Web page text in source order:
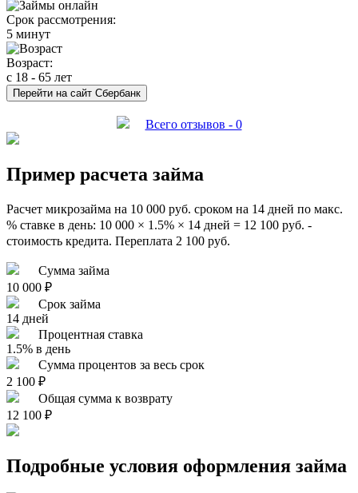
Срок рассмотрения:
5 минут
Возраст:
с 18 - 65 лет
Перейти на сайт Сбербанк
Всего отзывов - 0
Пример расчета займа
Расчет микрозайма на 10 000 руб. сроком на 14 дней по макс.
% ставке в день: 10 000 × 1.5% × 14 дней = 12 100 руб. -
стоимость кредита. Переплата 2 100 руб.
Сумма займа
10 000 ₽
Срок займа
14 дней
Процентная ставка
1.5% в день
Сумма процентов за весь срок
2 100 ₽
Общая сумма к возврату
12 100 ₽
Подробные условия оформления займа